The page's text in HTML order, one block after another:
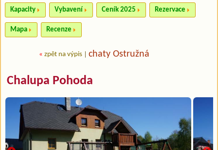
Kapacity Vybavení Ceník 2025 Rezervace
Mapa Recenze
« zpět na výpis chaty Ostružná
Chalupa Pohoda